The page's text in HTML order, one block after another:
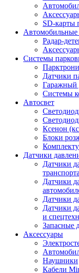
SD-карты
Автомобильные
Радар-
Системы
Датчики
Гаражный
Системы
Автосвет
Ксенон
Блоки
Датчики
Датчики
транспорта
Датчики
Датчики
Датчики
и
Запасные
Аксессуары
Наушники
Кабели